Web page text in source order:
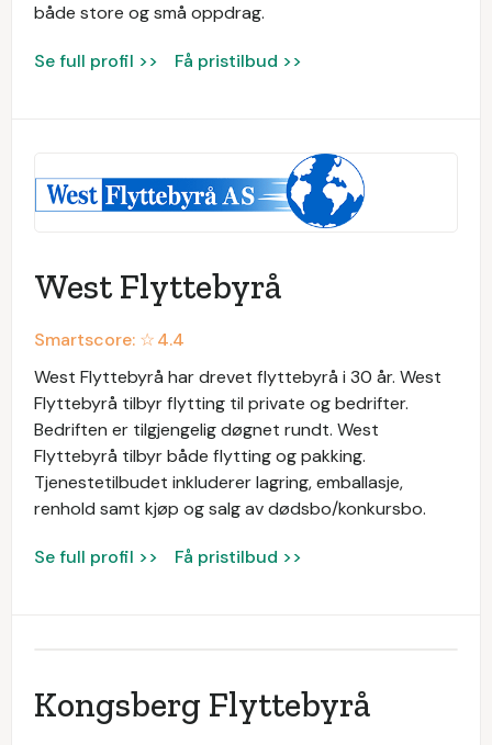
både store og små oppdrag.
Se full profil >> Få pristilbud >>
West Flyttebyrå
Smartscore: ☆4.4
West Flyttebyrå har drevet flyttebyrå i 30 år. West
Flyttebyrå tilbyr flytting til private og bedrifter.
Bedriften er tilgjengelig døgnet rundt. West
Flyttebyrå tilbyr både flytting og pakking.
Tjenestetilbudet inkluderer lagring, emballasje,
renhold samt kjøp og salg av dødsbo/konkursbo.
Se full profil >> Få pristilbud >>
Kongsberg Flyttebyrå